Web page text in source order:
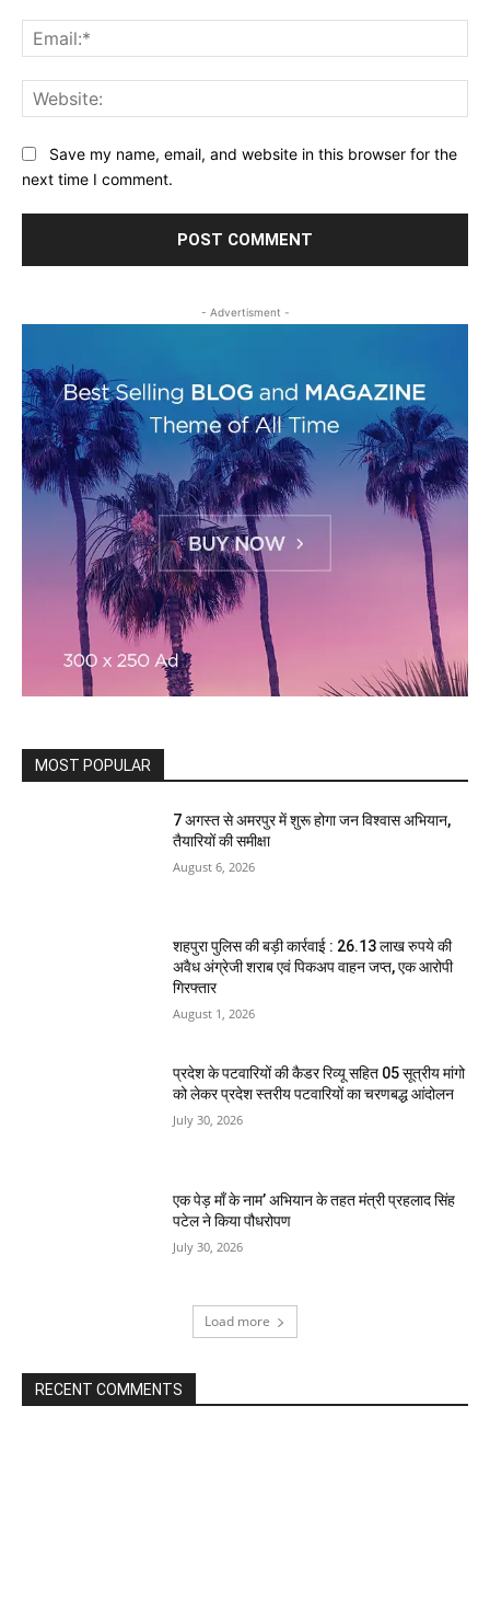
Save my name, email, and website in this browser for the
next time I comment.
- Advertisment -
MOST POPULAR
7 अगस्त से अमरपुर में शुरू होगा जन विश्वास अभियान,
तैयारियों की समीक्षा
August 6, 2026
शहपुरा पुलिस की बड़ी कार्रवाई : 26.13 लाख रुपये की
अवैध अंग्रेजी शराब एवं पिकअप वाहन जप्त, एक आरोपी
गिरफ्तार
August 1, 2026
प्रदेश के पटवारियों की कैडर रिव्यू सहित 05 सूत्रीय मांगो
को लेकर प्रदेश स्तरीय पटवारियों का चरणबद्ध आंदोलन
July 30, 2026
एक पेड़ माँ के नाम’ अभियान के तहत मंत्री प्रहलाद सिंह
पटेल ने किया पौधरोपण
July 30, 2026
Load more
RECENT COMMENTS